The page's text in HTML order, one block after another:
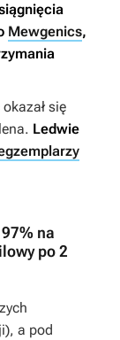
Mewgenics,
okazał się
Ledwie
na
po 2
a pod